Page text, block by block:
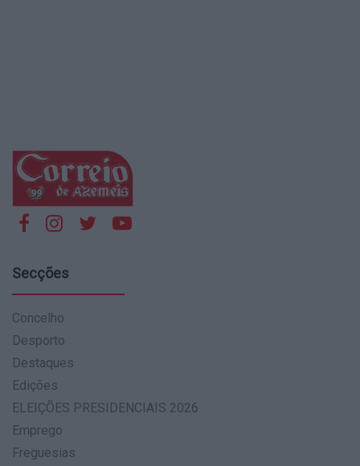
Secções
Concelho
Desporto
Destaques
Edições
ELEIÇÕES PRESIDENCIAIS 2026
Emprego
Freguesias